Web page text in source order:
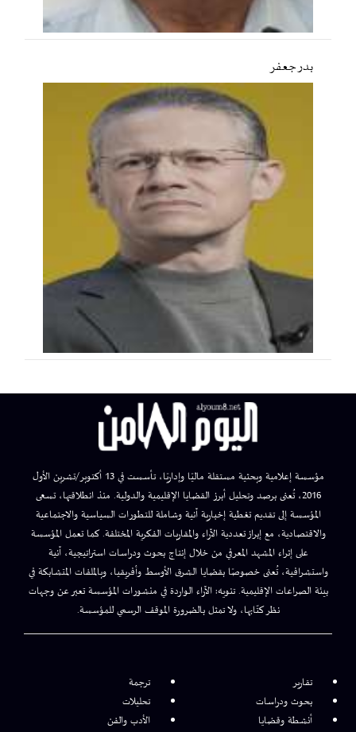
بدر جعفر
مؤسسة إعلامية وبحثية مستقلة ماليًا وإداريًا، تأسست في 13 أكتوبر/تشرين الأول
2016، تُعنى برصد وتحليل أبرز القضايا الإقليمية والدولية. منذ انطلاقتها، تسعى
المؤسسة إلى تقديم تغطية إخبارية آنية وشاملة للتطورات السياسية والاجتماعية
والاقتصادية، مع إبراز تعددية الآراء والمقاربات الفكرية المختلفة. كما تعمل المؤسسة
على إثراء المشهد المعرفي من خلال إنتاج بحوث ودراسات استراتيجية، آنية
واستشرافية، تُعنى خصوصًا بقضايا الشرق الأوسط وأفريقيا، وبالملفات المتشابكة في
بيئة الصراعات الإقليمية. تنويه: الآراء الواردة في منشورات المؤسسة تعبر عن وجهات
نظر كتّابها، ولا تمثل بالضرورة الموقف الرسمي للمؤسسة.
تقارير
ترجمة
بحوث ودراسات
تحليلات
أنشطة وقضايا
الأدب والفن